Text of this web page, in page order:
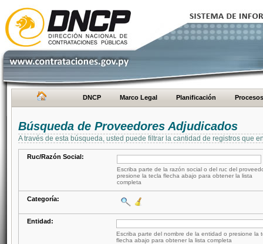
DNCP Marco Legal Planificación Procesos
Búsqueda de Proveedores Adjudicados
A través de esta búsqueda, usted puede filtrar la cantidad de registros que
Ruc/Razón Social:
Escriba parte de la razón social o del ruc del
presione la tecla flecha abajo para obtener la lista
completa
Categoría:
Entidad:
Escriba parte del nombre de la entidad o presione la
flecha abajo para obtener la lista completa